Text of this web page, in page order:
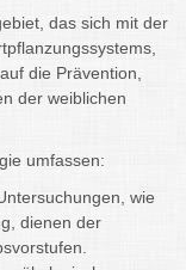
das sich mit der
die Prävention,
der weiblichen
umfassen:
wie
dienen der